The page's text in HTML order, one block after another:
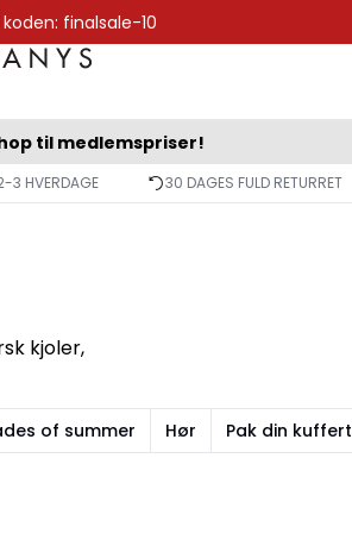
koden: finalsale-10
til medlemspriser!
3 HVERDAGE 30 DAGES FULD RETURRET
kjoler,
of summer Hør Pak din kuffert